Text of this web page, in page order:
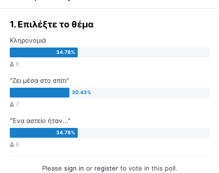
1. Επιλέξτε το θέμα
Κληρονομιά
8
"Ζει μέσα στο σπίτι"
7
"Ένα αστείο ήταν..."
8
Please sign in or registerto vote in this poll.